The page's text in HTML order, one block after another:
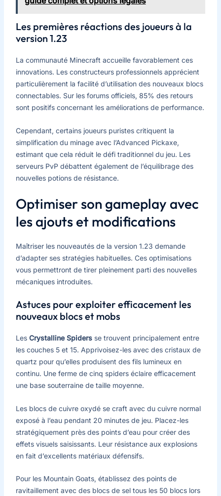
Les premières réactions des joueurs à la
version 1.23
La communauté Minecraft accueille favorablement ces
innovations. Les constructeurs professionnels apprécient
particulièrement la facilité d’utilisation des nouveaux blocs
connectables. Sur les forums officiels, 85% des retours
sont positifs concernant les améliorations de performance.
Cependant, certains joueurs puristes critiquent la
simplification du minage avec l’Advanced Pickaxe,
estimant que cela réduit le défi traditionnel du jeu. Les
serveurs PvP débattent également de l’équilibrage des
nouvelles potions de résistance.
Optimiser son gameplay avec
les ajouts et modifications
Maîtriser les nouveautés de la version 1.23 demande
d’adapter ses stratégies habituelles. Ces optimisations
vous permettront de tirer pleinement parti des nouvelles
mécaniques introduites.
Astuces pour exploiter efficacement les
nouveaux blocs et mobs
Les Crystalline Spidersse trouvent principalement entre
les couches 5 et 15. Apprivoisez-les avec des cristaux de
quartz pour qu’elles produisent des fils lumineux en
continu. Une ferme de cinq spiders éclaire efficacement
une base souterraine de taille moyenne.
Les blocs de cuivre oxydé se craft avec du cuivre normal
exposé à l’eau pendant 20 minutes de jeu. Placez-les
stratégiquement près des points d’eau pour créer des
effets visuels saisissants. Leur résistance aux explosions
en fait d’excellents matériaux défensifs.
Pour les Mountain Goats, établissez des points de
ravitaillement avec des blocs de sel tous les 50 blocs lors